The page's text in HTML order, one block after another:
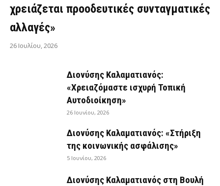
χρειάζεται προοδευτικές συνταγματικές
αλλαγές»
26 Ιουλίου, 2026
Διονύσης Καλαματιανός:
«Χρειαζόμαστε ισχυρή Τοπική
Αυτοδιοίκηση»
26 Ιουνίου, 2026
Διονύσης Καλαματιανός: «Στήριξη
της κοινωνικής ασφάλισης»
5 Ιουνίου, 2026
Διονύσης Καλαματιανός στη Βουλή